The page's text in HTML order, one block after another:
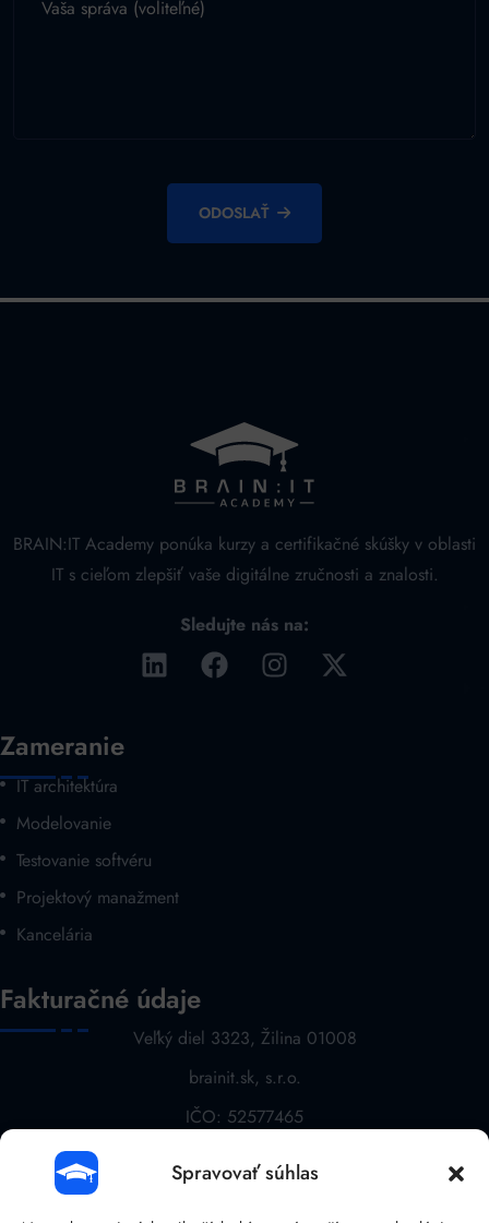
Spravovať súhlas
ODOSLAŤ
BRAIN:IT Academy ponúka kurzy a certifikačné skúšky v oblasti
IT s cieľom zlepšiť vaše digitálne zručnosti a znalosti.
Sledujte nás na:
Zameranie
IT architektúra
Modelovanie
Testovanie softvéru
Projektový manažment
Kancelária
Fakturačné údaje
Veľký diel 3323, Žilina 01008
brainit.sk, s.r.o.
IČO: 52577465